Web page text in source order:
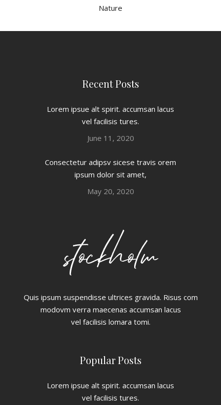
Nature
Recent Posts
Lorem ipsue alt spirit. accumsan lacus
vel facilisis tures.
June 11, 2020
Consectetur adipsv sicese travis orem
ipsum dolor sit amet,
May 20, 2020
Quis ipsum suspendisse ultrices gravida. Risus com
modovm verra maecenas accumsan lacus
vel facilisis lomara tomi.
Popular Posts
Lorem ipsue alt spirit. accumsan lacus
vel facilisis tures.